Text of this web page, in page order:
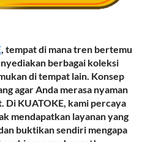
, tempat di mana tren bertemu
berbagai koleksi
di tempat lain. Konsep
agar Anda merasa nyaman
Di KUATOKE, kami percaya
mendapatkan layanan yang
buktikan sendiri mengapa